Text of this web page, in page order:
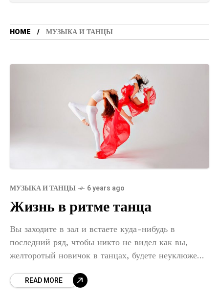
HOME МУЗЫКА И ТАНЦЫ
МУЗЫКА И ТАНЦЫ 6 years ago
Жизнь в ритме танца
Вы заходите в зал и встаете куда-нибудь в
последний ряд, чтобы никто не видел как вы,
желторотый новичок в танцах, будете неуклюже
от
READ MORE